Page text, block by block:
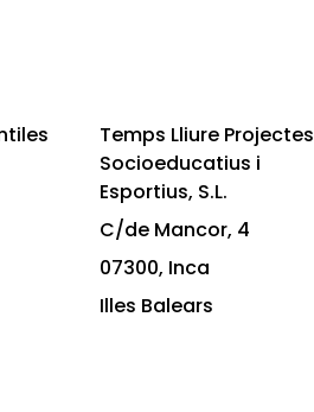
Temps Lliure Projectes
Socioeducatius i
Esportius, S.L.
C/de Mancor, 4
07300, Inca
Illes Balears